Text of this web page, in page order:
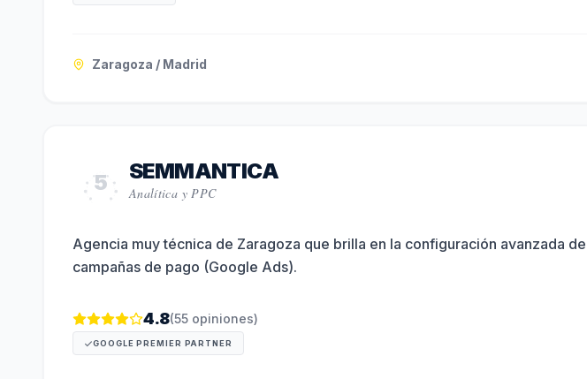
Zaragoza / Madrid
5 SEMMANTICA
Analítica y PPC
Agencia muy técnica de Zaragoza que brilla en la configuración avanzada
campañas de pago (Google Ads).
4.8(55 opiniones)
GOOGLE PREMIER PARTNER